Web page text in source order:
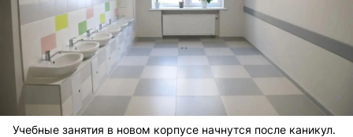
Учебные занятия в новом корпусе начнутся после каникул.